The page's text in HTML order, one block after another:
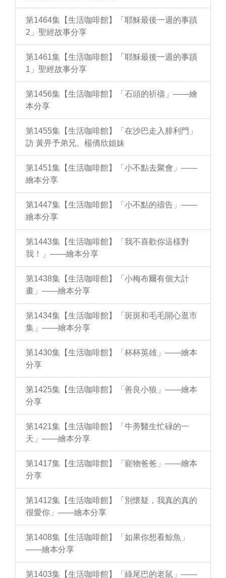
第1464集【生活咖啡館】「耶穌最後一週的事蹟
2」聖經故事分享
第1461集【生活咖啡館】「耶穌最後一週的事蹟
1」聖經故事分享
第1456集【生活咖啡館】「石頭的祈禱」——繪
本分享
第1455集【生活咖啡館】「在沙巴走入腓利門」
訪 黃畀予弟兄、楊僑欣姐妹
第1451集【生活咖啡館】「小不點去聚會」——
繪本分享
第1447集【生活咖啡館】「小不點的禱告」——
繪本分享
第1443集【生活咖啡館】「我不喜歡你這樣對
我！」——繪本分享
第1438集【生活咖啡館】「小梅布爾有個大計
畫」——繪本分享
第1434集【生活咖啡館】「斑斑和毛毛開心逛市
集」——繪本分享
第1430集【生活咖啡館】「杯杯英雄」——繪本
分享
第1425集【生活咖啡館】「善良小狼」——繪本
分享
第1421集【生活咖啡館】「牛蒡醫生忙碌的一
天」——繪本分享
第1417集【生活咖啡館】「寵物爸爸」——繪本
分享
第1412集【生活咖啡館】「別懷疑，我真的真的
很愛你」——繪本分享
第1408集【生活咖啡館】「如果你想看鯨魚」
——繪本分享
第1403集【生活咖啡館】「綠尾巴的老鼠」——